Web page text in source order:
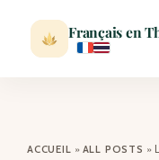
Français en
ACCUEIL » ALL POSTS »